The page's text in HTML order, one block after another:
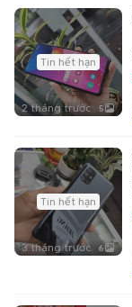
Tin hết hạn
2 tháng trước 5
Tin hết hạn
3 tháng trước 6